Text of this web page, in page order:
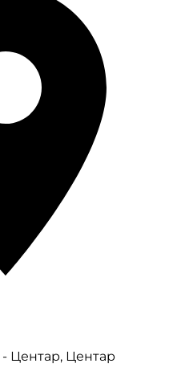
Центар, Центар